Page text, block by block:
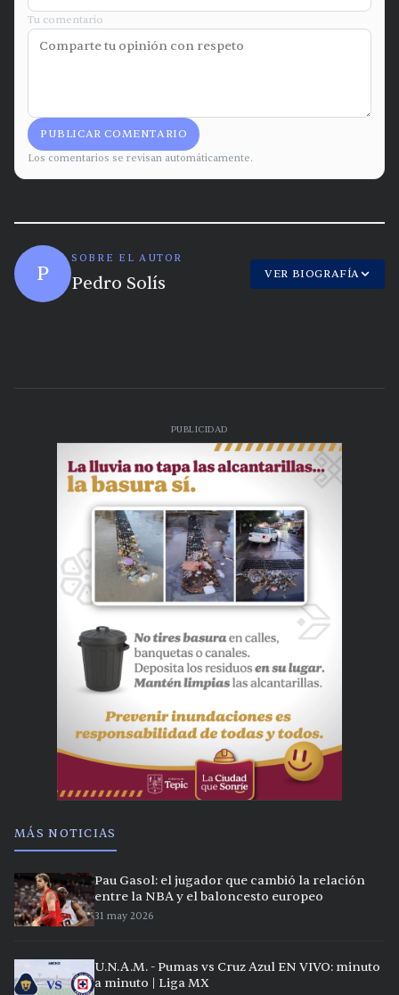
Tu comentario
PUBLICAR COMENTARIO
Los comentarios se revisan automáticamente.
P
SOBRE EL AUTOR
Pedro Solís VER BIOGRAFÍA
PUBLICIDAD
MÁS NOTICIAS
Pau Gasol: el jugador que cambió la relación
entre la NBA y el baloncesto europeo
31 may 2026
U.N.A.M. - Pumas vs Cruz Azul EN VIVO: minuto
a minuto | Liga MX